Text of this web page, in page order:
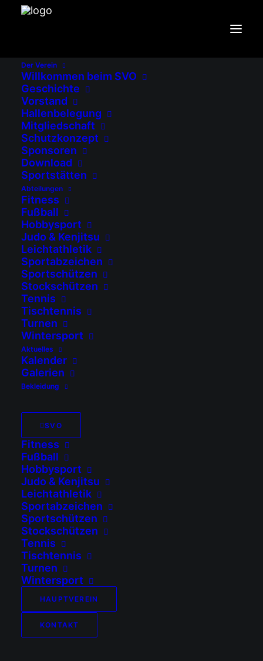
Der Verein
Willkommen beim SVO
Geschichte
Vorstand
Hallenbelegung
Mitgliedschaft
Schutzkonzept
Sponsoren
Download
Sportstätten
Abteilungen
Fitness
Fußball
Hobbysport
Judo & Kenjitsu
Leichtathletik
Sportabzeichen
Sportschützen
Stockschützen
Tennis
Tischtennis
Turnen
Wintersport
Aktuelles
Kalender
Galerien
Bekleidung
SVO
Fitness
Fußball
Hobbysport
Judo & Kenjitsu
Leichtathletik
Sportabzeichen
Sportschützen
Stockschützen
Tennis
Tischtennis
Turnen
Wintersport
HAUPTVEREIN
KONTAKT
Vorstand (Beisitzer)
Philipp Fuchs
von Peter Niedermeier